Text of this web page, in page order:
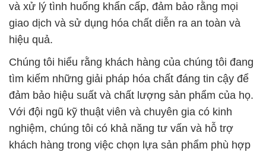
và xử lý tình huống khẩn cấp, đảm bảo rằng mọi
giao dịch và sử dụng hóa chất diễn ra an toàn và
hiệu quả.
Chúng tôi hiểu rằng khách hàng của chúng tôi đang
tìm kiếm những giải pháp hóa chất đáng tin cậy để
đảm bảo hiệu suất và chất lượng sản phẩm của họ.
Với đội ngũ kỹ thuật viên và chuyên gia có kinh
nghiệm, chúng tôi có khả năng tư vấn và hỗ trợ
khách hàng trong việc chọn lựa sản phẩm phù hợp